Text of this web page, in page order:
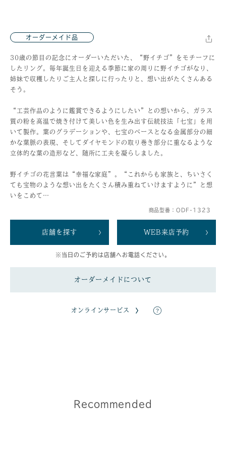
オーダーメイド品
30歳の節目の記念にオーダーいただいた、“野イチゴ”をモチーフに
したリング。毎年誕生日を迎える季節に家の周りに野イチゴがなり、
姉妹で収穫したりご主人と探しに行ったりと、想い出がたくさんある
そう。
“工芸作品のように鑑賞できるようにしたい”との想いから、ガラス
質の粉を高温で焼き付けて美しい色を生み出す伝統技法「七宝」を用
いて製作。葉のグラデーションや、七宝のベースとなる金属部分の細
かな葉脈の表現、そしてダイヤモンドの取り巻き部分に重なるような
立体的な葉の造形など、随所に工夫を凝らしました。
野イチゴの花言葉は“幸福な家庭”。“これからも家族と、ちいさく
ても宝物のような想い出をたくさん積み重ねていけますように”と想
いをこめて…
商品型番：ODF-1323
店舗を探す WEB来店予約
※当日のご予約は店舗へお電話ください。
オーダーメイドについて
オンラインサービス
Recommended